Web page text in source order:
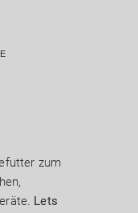
zum
Lets